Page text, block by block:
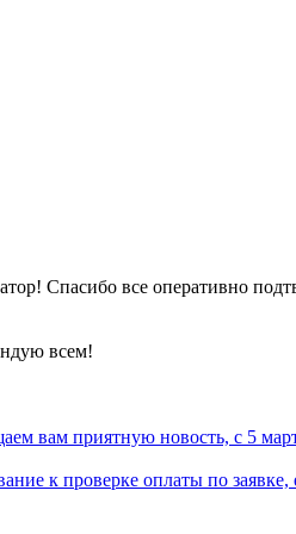
Спасибо все оперативно
всем!
вам приятную новость, с 5
к проверке оплаты по